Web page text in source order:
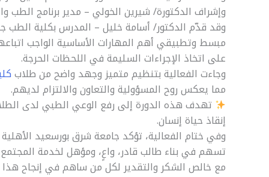
وإشراف الدكتورة/ شيرين الخولي – مدير برنامج الطب
وقد قدّم الدكتور/ أسامة خليل – المدرس بكلية الطب
مبسط وتطبيقي أهم المهارات الأساسية الواجب
على اتخاذ الإجراءات السليمة في اللحظات الحرجة.
وجاءت الفعالية بتنظيم متميز وجهد واضح من طلاب
مما يعكس روح المسؤولية والتعاون والالتزام لديهم.
تهدف هذه الدورة إلى رفع الوعي الطبي لدى
إنقاذ حياة إنسان.
وفي ختام الفعالية، تؤكد جامعة شرق بورسعيد
تسهم في بناء طالب قادر، واعٍ، ومؤهل لخدمة المجتمع
مع خالص الشكر والتقدير لكل من ساهم في إنجاح هذا